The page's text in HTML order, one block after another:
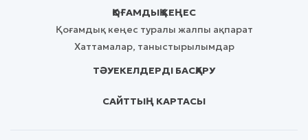
ҚОҒАМДЫҚ КЕҢЕС
Қоғамдық кеңес туралы жалпы ақпарат
Хаттамалар, таныстырылымдар
ТӘУЕКЕЛДЕРДІ БАСҚАРУ
САЙТТЫҢ КАРТАСЫ